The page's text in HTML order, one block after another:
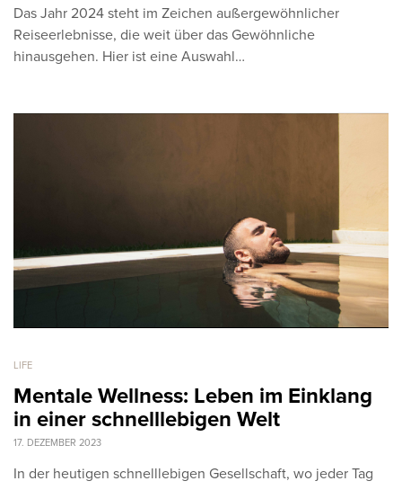
Das Jahr 2024 steht im Zeichen außergewöhnlicher
Reiseerlebnisse, die weit über das Gewöhnliche
hinausgehen. Hier ist eine Auswahl…
LIFE
Mentale Wellness: Leben im Einklang
in einer schnelllebigen Welt
17. DEZEMBER 2023
In der heutigen schnelllebigen Gesellschaft, wo jeder Tag